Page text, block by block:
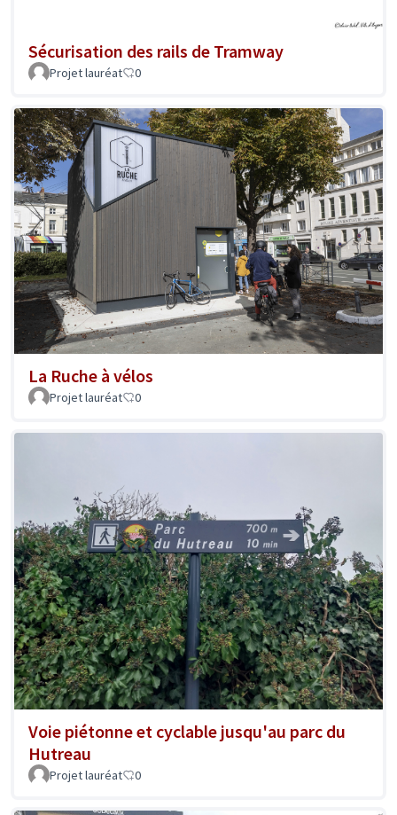
Sécurisation des rails de Tramway
Projet lauréat 0
La Ruche à vélos
Projet lauréat 0
Voie piétonne et cyclable jusqu'au parc du
Hutreau
Projet lauréat 0